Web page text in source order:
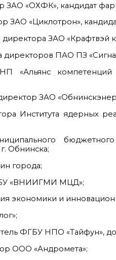
«ОХФК», кандидат
ЗАО «Циклотрон»,
директора ЗАО
ПАО ПЗ
«Альянс компетенций
ЗАО
Института ядерных
бюджетного
Обнинска;
города;
«ВНИИГМИ МЦД»;
экономики и
ФГБУ НПО «Тайфун»,
ООО «Андромета»;